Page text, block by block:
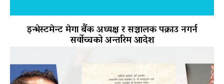
इन्भेस्टमेन्ट मेगा बैंक अध्यक्ष र सञ्चालक पक्राउ नगर्न
सर्वोच्चको अन्तरिम आदेश